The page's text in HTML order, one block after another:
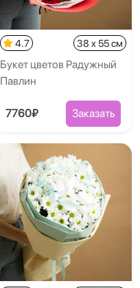
4.7 38 x 55 см
Букет цветов Радужный
Павлин
7760₽ Заказать